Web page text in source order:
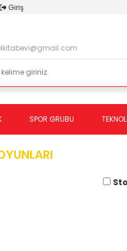
Giriş
SPOR GRUBU